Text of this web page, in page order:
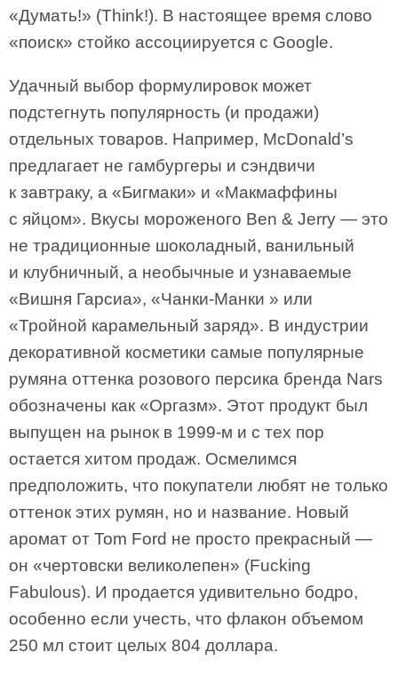
«Думать!» (Тhink!). В настоящее время слово
«поиск» стойко ассоциируется с Google.
Удачный выбор формулировок может
подстегнуть популярность (и продажи)
отдельных товаров. Например, McDonald’s
предлагает не гамбургеры и сэндвичи
к завтраку, а «Бигмаки» и «Макмаффины
с яйцом». Вкусы мороженого Ben & Jerry — это
не традиционные шоколадный, ванильный
и клубничный, а необычные и узнаваемые
«Вишня Гарсиа», «Чанки-Манки » или
«Тройной карамельный заряд». В индустрии
декоративной косметики самые популярные
румяна оттенка розового персика бренда Nars
обозначены как «Оргазм». Этот продукт был
выпущен на рынок в 1999-м и с тех пор
остается хитом продаж. Осмелимся
предположить, что покупатели любят не только
оттенок этих румян, но и название. Новый
аромат от Tom Ford не просто прекрасный —
он «чертовски великолепен» (Fucking
Fabulous). И продается удивительно бодро,
особенно если учесть, что флакон объемом
250 мл стоит целых 804 доллара.